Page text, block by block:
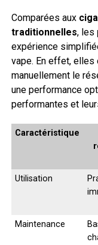
Comparées aux
traditionnelles, les
expérience
vape. En effet,
manuellement le
une performance
performantes et
Caractéristique
Utilisation
Maintenance